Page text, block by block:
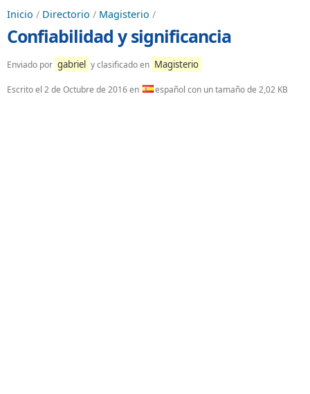
Inicio / Directorio / Magisterio /
Confiabilidad y significancia
Enviado por gabriel y clasificado en Magisterio
Escrito el 2 de Octubre de 2016en español con un tamaño de 2,02 KB